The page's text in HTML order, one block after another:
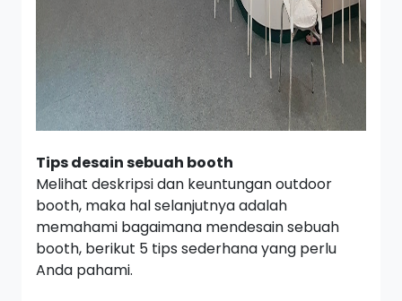
Tips desain sebuah booth
Melihat deskripsi dan keuntunganoutdoor
booth, maka hal selanjutnya adalah
memahami bagaimana mendesain sebuah
booth, berikut 5 tips sederhana yang perlu
Anda pahami.